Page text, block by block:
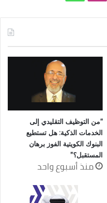
“من التوظيف التقليدي إلى
الخدمات الذكية: هل تستطيع
البنوك الكويتية الفوز برهان
المستقبل؟”
منذ أسبوع واحد